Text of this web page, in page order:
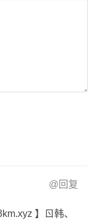
@回复
】ㄖ韩、